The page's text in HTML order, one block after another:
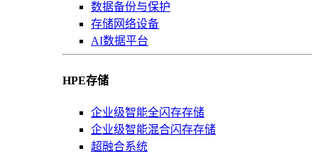
数据备份与保护
存储网络设备
AI数据平台
HPE存储
企业级智能全闪存存储
企业级智能混合闪存存储
超融合系统